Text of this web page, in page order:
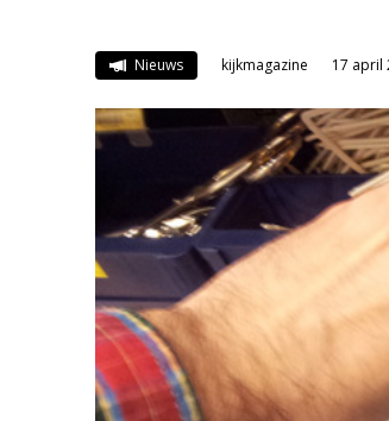
Nieuws kijkmagazine 17 april